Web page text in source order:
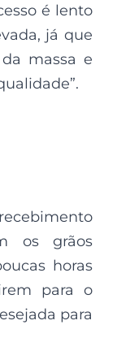
é lento
já que
massa e
os grãos
horas
para o
para